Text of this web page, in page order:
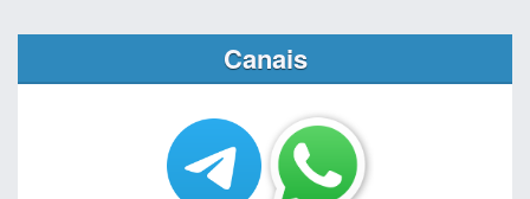
Canais